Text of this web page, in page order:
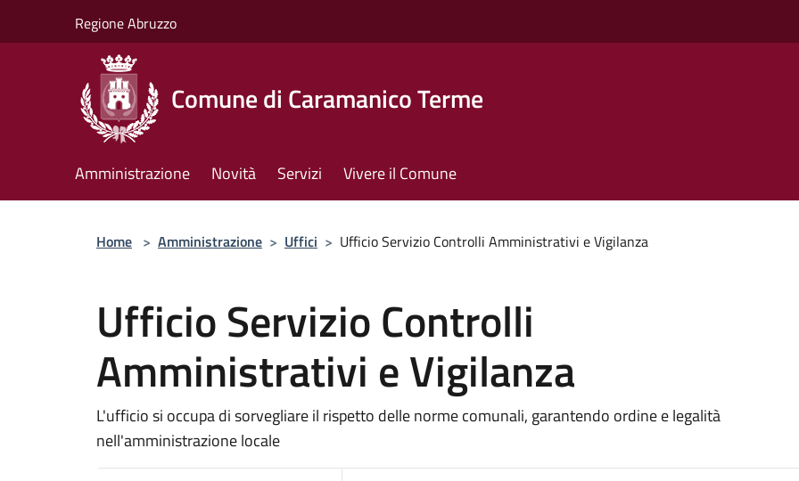
Regione Abruzzo
Comune di Caramanico Terme
Amministrazione Novità Servizi Vivere il Comune
Home > Amministrazione > Uffici > Ufficio Servizio Controlli Amministrativi e Vigilanza
Ufficio Servizio Controlli
Amministrativi e Vigilanza
L'ufficio si occupa di sorvegliare il rispetto delle norme comunali, garantendo ordine e legalità
nell'amministrazione locale